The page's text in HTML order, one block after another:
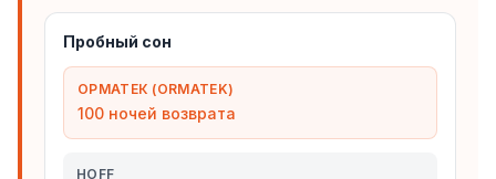
Пробный сон
ОРМАТЕК (ORMATEK)
100 ночей возврата
HOFF